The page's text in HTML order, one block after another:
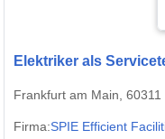
Elektriker als
Frankfurt am Main, 60311
Firma:SPIE Efficient